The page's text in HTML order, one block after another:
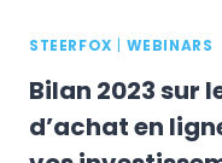
STEERFOX WEBINARS
Bilan 2023 sur
d’achat en